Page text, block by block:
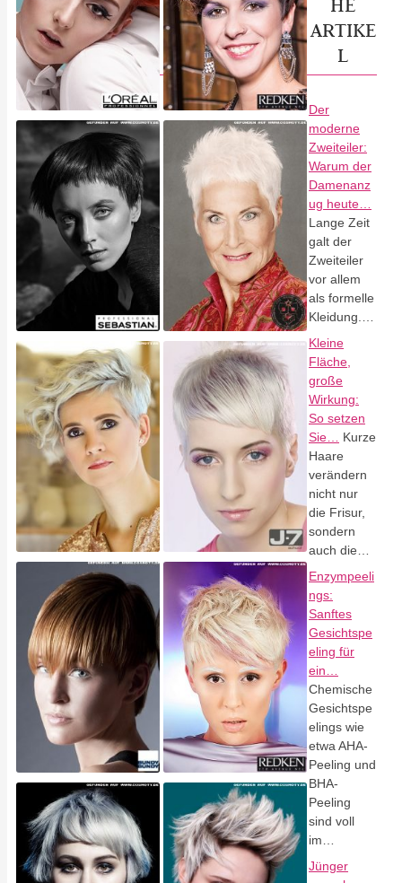
ARTIKE
L
Der
moderne
Zweiteiler:
Warum der
Damenanz
ug heute…
Lange Zeit
galt der
Zweiteiler
vor allem
als formelle
Kleidung.…
Kleine
Fläche,
große
Wirkung:
So setzen
Sie…
Kurze
Haare
verändern
nicht nur
die Frisur,
sondern
auch die…
Enzympeeli
ngs:
Sanftes
Gesichtspe
eling für
ein…
Chemische
Gesichtspe
elings wie
etwa AHA-
Peeling und
BHA-
Peeling
sind voll
im…
Jünger